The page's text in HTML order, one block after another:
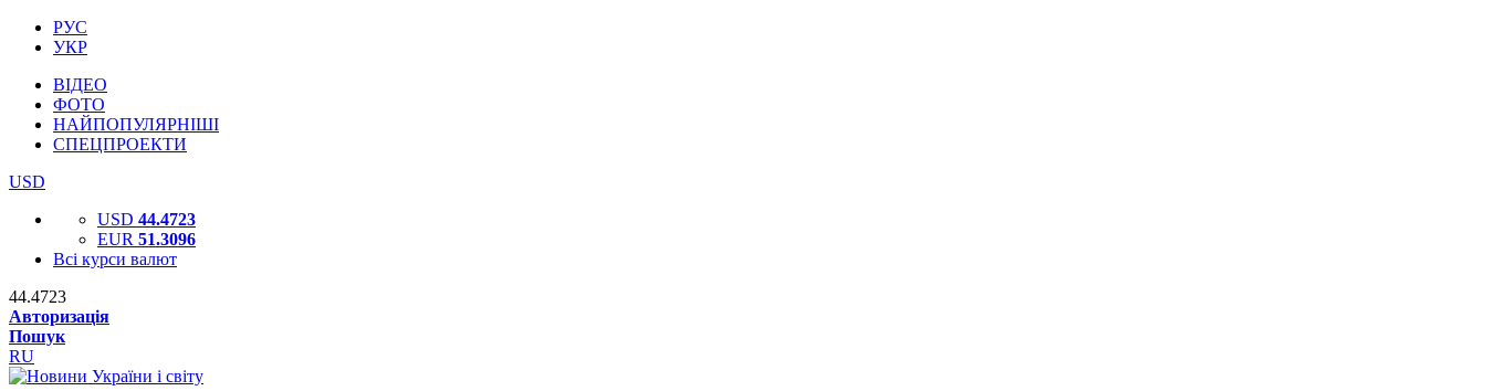
РУС
УКР
ВІДЕО
ФОТО
НАЙПОПУЛЯРНІШІ
СПЕЦПРОЕКТИ
USD
USD 44.4723
EUR 51.3096
Всі курси валют
44.4723
Авторизація
Пошук
RU